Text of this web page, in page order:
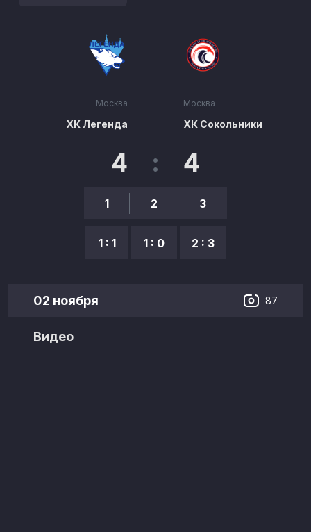
Москва
ХК Легенда
4 : 4
1
1 : 1
2
1 : 0
3
2 : 3
Москва
ХК Сокольники
02 ноября 87
Видео